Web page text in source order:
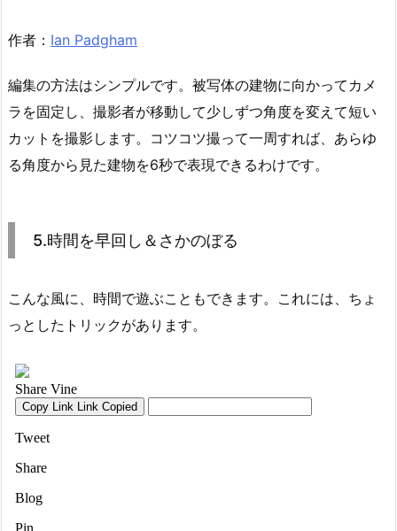
作者： Ian Padgham
編集の方法はシンプルです。被写体の建物に向かってカメ
ラを固定し、撮影者が移動して少しずつ角度を変えて短い
カットを撮影します。コツコツ撮って一周すれば、あらゆ
る角度から見た建物を6秒で表現できるわけです。
5.時間を早回し＆さかのぼる
こんな風に、時間で遊ぶこともできます。これには、ちょ
っとしたトリックがあります。